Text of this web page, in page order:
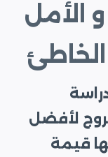
الأمل
لأفضل
قيمة